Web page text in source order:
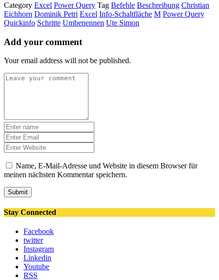
Category Excel Power Query Tag Befehle Beschreibung Christian
Eichhorn Dominik Petri Excel Info-Schaltfläche M Power Query
Quickinfo Schritte Umbenennen Ute Simon
Add your comment
Your email address will not be published.
Name, E-Mail-Adresse und Website in diesem Browser für
meinen nächsten Kommentar speichern.
Submit
Stay Connected
Facebook
twitter
Instagram
Linkedin
Youtube
RSS